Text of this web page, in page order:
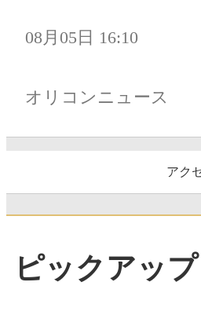
08月05日 16:10
オリコンニュース
アク
ピックアップ